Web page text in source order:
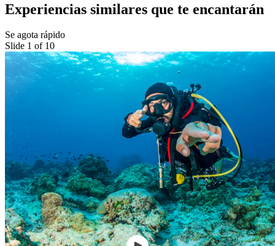
Experiencias similares que te encantarán
Se agota rápido
Slide 1 of 10